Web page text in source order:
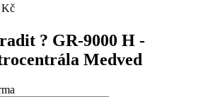
Kč
? GR-9000 H -
Medved